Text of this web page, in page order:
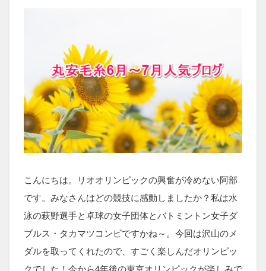
こんにちは。リオオリンピックの興奮が冷めない阿部
です。みなさんはどの競技に感動しましたか？私は水
泳の萩野選手と卓球の女子団体とバトミントン女子ダ
ブルス・タカマツコンビですかね～。今回は沢山のメ
ダルを取ってくれたので、すごく楽しんだオリンピッ
クでした！今から4年後の東京オリンピックが楽しみで